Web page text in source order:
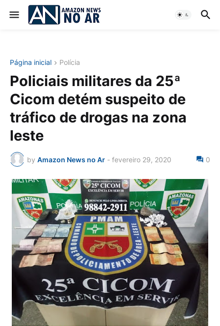
Página inicial Polícia
Policiais militares da 25ª
Cicom detém suspeito de
tráfico de drogas na zona
leste
by Amazon News no Ar - fevereiro 29, 2020 0